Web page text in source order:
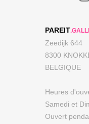
PAREIT
Zeedijk 644
8300
BELGIQUE
Heures
Samedi et
Ouvert